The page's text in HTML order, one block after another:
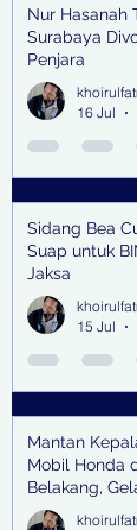
Nur Hasanah
Surabaya
Penjara
16 Jul
Sidang Bea
Suap untuk
Jaksa
15 Jul
Mantan
Mobil Honda
Belakang,
Senilai Rp 1,9